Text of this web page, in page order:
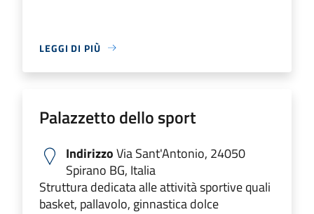
LEGGI DI PIÙ
Palazzetto dello sport
IndirizzoVia Sant'Antonio, 24050
Spirano BG, Italia
Struttura dedicata alle attività sportive quali
basket, pallavolo, ginnastica dolce